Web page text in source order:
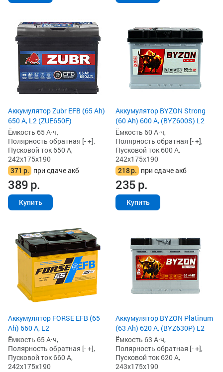
Аккумулятор Zubr EFB (65 Ah)
650 А, L2 (ZUE650F)
Ёмкость 65 А·ч,
Полярность обратная [- +],
Пусковой ток 650 А,
242x175x190
371 р. при сдаче акб
389р.
Купить
Аккумулятор BYZON Strong
(60 Ah) 600 А, (BYZ600S) L2
Ёмкость 60 А·ч,
Полярность обратная [- +],
Пусковой ток 600 А,
242x175x190
218р. при сдаче акб
235р.
Купить
Аккумулятор FORSE EFB (65
Ah) 660 А, L2
Ёмкость 65 А·ч,
Полярность обратная [- +],
Пусковой ток 660 А,
242x175x190
Аккумулятор BYZON Platinum
(63 Ah) 620 А, (BYZ630P) L2
Ёмкость 63 А·ч,
Полярность обратная [- +],
Пусковой ток 620 А,
243x175x190